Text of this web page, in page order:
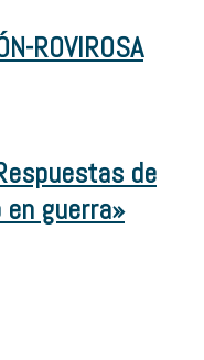
ROVIROSA
de
guerra»